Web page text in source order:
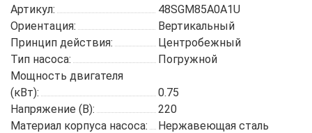
Артикул:
48SGM85A0A1U
Ориентация:
Вертикальный
Принцип действия:
Центробежный
Тип насоса:
Погружной
Мощность двигателя
(кВт):
0.75
Напряжение (В):
220
Материал корпуса насоса:
Нержавеющая сталь